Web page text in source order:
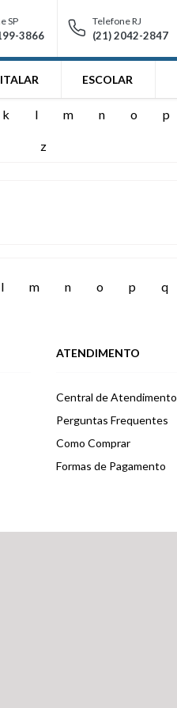
SP
3866
Telefone RJ
(21) 2042-2847
ESCOLAR
k l m n o p
z
l m n o p q
ATENDIMENTO
Central de Atendimento
Perguntas Frequentes
Como Comprar
Formas de Pagamento